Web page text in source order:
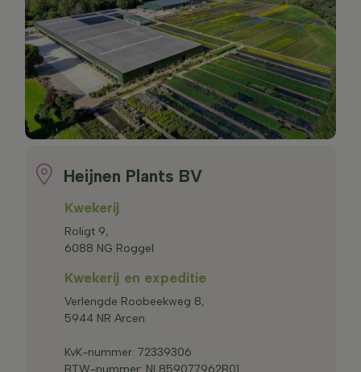
Heijnen Plants BV
Kwekerij
Roligt 9,
6088 NG Roggel
Kwekerij en expeditie
Verlengde Roobeekweg 8,
5944 NR Arcen
KvK-nummer: 72339306